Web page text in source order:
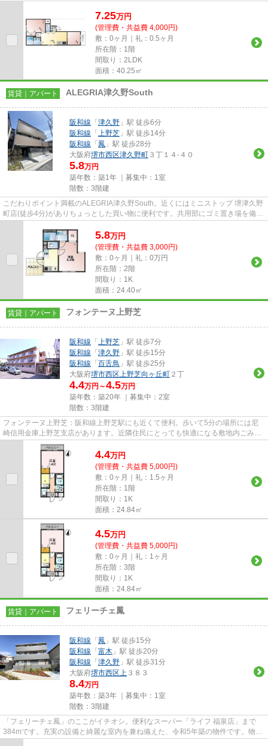
7.25万円
(管理費・共益費 4,000円)
敷：0ヶ月｜礼：0.5ヶ月
所在階：1階
間取り：2LDK
面積：40.25㎡
賃貸｜アパート ALEGRIA津久野South
阪和線 「 津久野 」駅 徒歩6分
阪和線 「 上野芝 」駅 徒歩14分
阪和線 「 鳳 」駅 徒歩28分
大阪府堺市西区津久野町 ３丁１４-４０
5.8万円
築年数：築1年 ｜募集中： 1室
階数：3階建
こだわりポイント満載のALEGRIA津久野South。近くにはミニストップ 堺津久野
町店(徒歩4分)がありちょっとした買い物に便利です。共用部にゴミ置き場を備え
5.8万円
(管理費・共益費 3,000円)
敷：0ヶ月｜礼：0万円
所在階：2階
間取り：1K
面積：24.40㎡
賃貸｜アパート フォンテーヌ上野芝
阪和線 「 上野芝 」駅 徒歩7分
阪和線 「 津久野 」駅 徒歩15分
阪和線 「 百舌鳥 」駅 徒歩25分
大阪府堺市西区上野芝向ヶ丘町 ２丁
4.4万円～4.5万円
築年数：築20年 ｜募集中： 2室
階数：3階建
フォンテーヌ上野芝：阪和線上野芝駅にも近くて便利。歩いて5分の場所には尼
崎信用金庫上野芝支店があります。近隣住民にとっても快適になる敷地内ごみ置
き場付きです。こちらの物件は...
4.4万円
(管理費・共益費 5,000円)
敷：0ヶ月｜礼：1.5ヶ月
所在階：1階
間取り：1K
面積：24.84㎡
4.5万円
(管理費・共益費 5,000円)
敷：0ヶ月｜礼：1ヶ月
所在階：3階
間取り：1K
面積：24.84㎡
賃貸｜アパート フェリーチェ鳳
阪和線 「 鳳 」駅 徒歩15分
阪和線 「 富木 」駅 徒歩20分
阪和線 「 津久野 」駅 徒歩31分
大阪府堺市西区上 ３８３
8.4万円
築年数：築3年 ｜募集中： 1室
階数：3階建
「フェリーチェ鳳」のここがイチオシ。便利なスーパー「ライフ 福泉店」まで
384mです。充実の設備と綺麗な室内を兼ね備えた、令和5年築の物件です。物件